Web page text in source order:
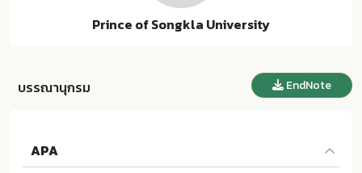
Prince of Songkla University
บรรณานุกรม EndNote
APA